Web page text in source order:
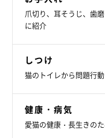
爪切り、耳そうじ、歯
に紹介
しつけ
猫のトイレから問題行
健康・病気
愛猫の健康・長生きの